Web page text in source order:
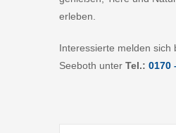
erleben.
Interessierte melden sich
Seeboth unter Tel.: 0170